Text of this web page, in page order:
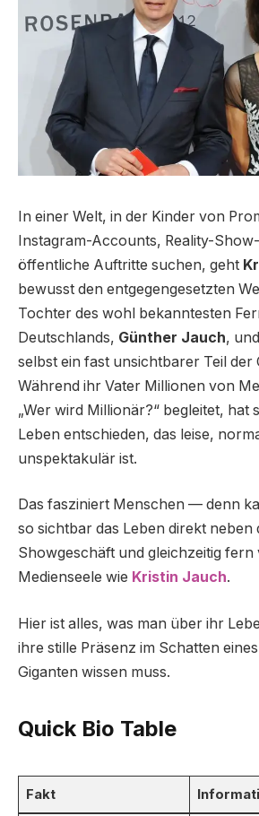
In einer Welt, in der Kinder von
Instagram-Accounts, Reality-
öffentliche Auftritte suchen, geht
bewusst den entgegengesetzten
Tochter des wohl bekanntesten
Deutschlands, Günther Jauch,
selbst ein fast unsichtbarer Teil der
Während ihr Vater Millionen von
„Wer wird Millionär?“ begleitet, hat
Leben entschieden, das leise,
unspektakulär ist.
Das fasziniert Menschen — denn
so sichtbar das Leben direkt neben
Showgeschäft und gleichzeitig fern
Medienseele wie Kristin Jauch.
Hier ist alles, was man über ihr
ihre stille Präsenz im Schatten
Giganten wissen muss.
Quick Bio Table
Fakt